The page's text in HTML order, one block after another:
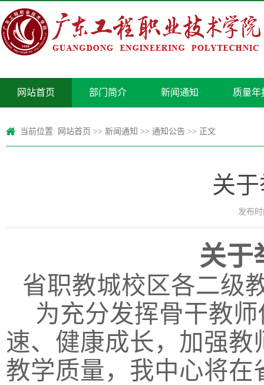
网站首页 部门简介 新闻通知 质量年
当前位置: 网站首页 >> 新闻通知 >> 通知公告 >> 正文
关
发布时
关于
省职教城校区各二级
为充分发挥骨干教
速、健康成长，加强
教学质量，我中心将